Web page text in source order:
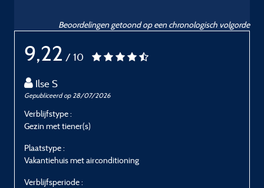
Beoordelingen getoond op een chronologisch volgorde
9,22 / 10
Ilse S
Gepubliceerd op 28/07/2026
Verblijfstype :
Gezin met tiener(s)
Plaatstype :
Vakantiehuis met airconditioning
Verblijfsperiode :